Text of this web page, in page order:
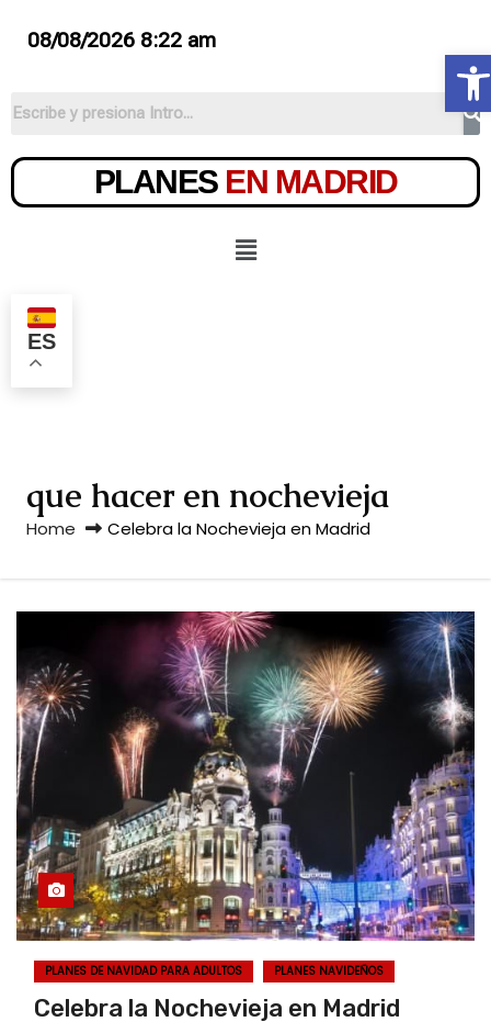
08/08/2026 8:22 am
PLANES EN MADRID
ES
que hacer en nochevieja
Home Celebra la Nochevieja en Madrid
PLANES DE NAVIDAD PARA ADULTOS PLANES NAVIDEÑOS
Celebra la Nochevieja en Madrid